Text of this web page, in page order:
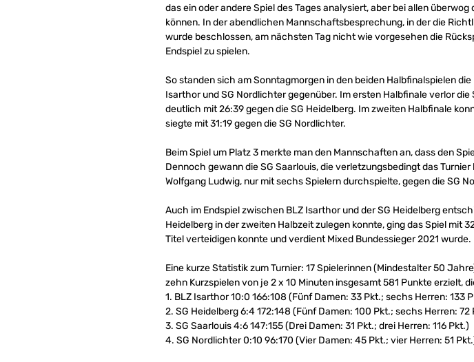
das ein oder andere Spiel des Tages analysiert, aber bei allen
können. In der abendlichen Mannschaftsbesprechung, in der die
wurde beschlossen, am nächsten Tag nicht wie vorgesehen die
Endspiel zu spielen.
So standen sich am Sonntagmorgen in den beiden Halbfinalspielen
Isarthor und SG Nordlichter gegenüber. Im ersten Halbfinale verlor
deutlich mit 26:39 gegen die SG Heidelberg. Im zweiten Halbfinale
siegte mit 31:19 gegen die SG Nordlichter.
Beim Spiel um Platz 3 merkte man den Mannschaften an, dass den
Dennoch gewann die SG Saarlouis, die verletzungsbedingt das
Wolfgang Ludwig, nur mit sechs Spielern durchspielte, gegen die SG
Auch im Endspiel zwischen BLZ Isarthor und der SG Heidelberg
Heidelberg in der zweiten Halbzeit zulegen konnte, ging das Spiel mit
Titel verteidigen konnte und verdient Mixed Bundessieger 2021 wurde.
Eine kurze Statistik zum Turnier: 17 Spielerinnen (Mindestalter 50
zehn Kurzspielen von je 2 x 10 Minuten insgesamt 581 Punkte erzielt,
1. BLZ Isarthor 10:0 166:108 (Fünf Damen: 33 Pkt.; sechs Herren: 133
2. SG Heidelberg 6:4 172:148 (Fünf Damen: 100 Pkt.; sechs Herren: 72
3. SG Saarlouis 4:6 147:155 (Drei Damen: 31 Pkt.; drei Herren: 116 Pkt.)
4. SG Nordlichter 0:10 96:170 (Vier Damen: 45 Pkt.; vier Herren: 51